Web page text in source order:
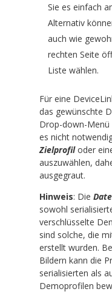
Sie es einfach
Alternativ
auch wie
rechten Seite
Liste wählen.
Für eine
das gewünschte
Drop-down-Menü
es nicht
Zielprofiloder
auszuwählen,
ausgegraut.
Hinweis: Die
sowohl
verschlüsselte
sind solche, die
erstellt wurden.
Bildern kann die
serialisierten als
Demoprofilen